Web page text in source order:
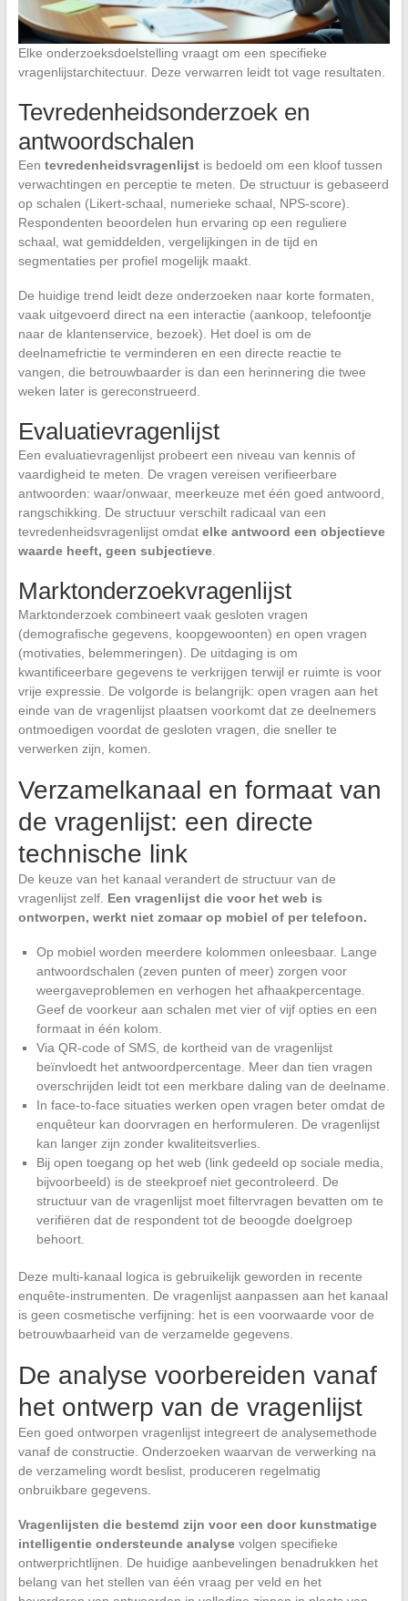
Elke onderzoeksdoelstelling vraagt om een specifieke
vragenlijstarchitectuur. Deze verwarren leidt tot vage resultaten.
Tevredenheidsonderzoek en
antwoordschalen
Een tevredenheidsvragenlijstis bedoeld om een kloof tussen
verwachtingen en perceptie te meten. De structuur is gebaseerd
op schalen (Likert-schaal, numerieke schaal, NPS-score).
Respondenten beoordelen hun ervaring op een reguliere
schaal, wat gemiddelden, vergelijkingen in de tijd en
segmentaties per profiel mogelijk maakt.
De huidige trend leidt deze onderzoeken naar korte formaten,
vaak uitgevoerd direct na een interactie (aankoop, telefoontje
naar de klantenservice, bezoek). Het doel is om de
deelnamefrictie te verminderen en een directe reactie te
vangen, die betrouwbaarder is dan een herinnering die twee
weken later is gereconstrueerd.
Evaluatievragenlijst
Een evaluatievragenlijst probeert een niveau van kennis of
vaardigheid te meten. De vragen vereisen verifieerbare
antwoorden: waar/onwaar, meerkeuze met één goed antwoord,
rangschikking. De structuur verschilt radicaal van een
tevredenheidsvragenlijst omdat elke antwoord een objectieve
waarde heeft, geen subjectieve.
Marktonderzoekvragenlijst
Marktonderzoek combineert vaak gesloten vragen
(demografische gegevens, koopgewoonten) en open vragen
(motivaties, belemmeringen). De uitdaging is om
kwantificeerbare gegevens te verkrijgen terwijl er ruimte is voor
vrije expressie. De volgorde is belangrijk: open vragen aan het
einde van de vragenlijst plaatsen voorkomt dat ze deelnemers
ontmoedigen voordat de gesloten vragen, die sneller te
verwerken zijn, komen.
Verzamelkanaal en formaat van
de vragenlijst: een directe
technische link
De keuze van het kanaal verandert de structuur van de
vragenlijst zelf. Een vragenlijst die voor het web is
ontworpen, werkt niet zomaar op mobiel of per telefoon.
Op mobiel worden meerdere kolommen onleesbaar. Lange
antwoordschalen (zeven punten of meer) zorgen voor
weergaveproblemen en verhogen het afhaakpercentage.
Geef de voorkeur aan schalen met vier of vijf opties en een
formaat in één kolom.
Via QR-code of SMS, de kortheid van de vragenlijst
beïnvloedt het antwoordpercentage. Meer dan tien vragen
overschrijden leidt tot een merkbare daling van de deelname.
In face-to-face situaties werken open vragen beter omdat de
enquêteur kan doorvragen en herformuleren. De vragenlijst
kan langer zijn zonder kwaliteitsverlies.
Bij open toegang op het web (link gedeeld op sociale media,
bijvoorbeeld) is de steekproef niet gecontroleerd. De
structuur van de vragenlijst moet filtervragen bevatten om te
verifiëren dat de respondent tot de beoogde doelgroep
behoort.
Deze multi-kanaal logica is gebruikelijk geworden in recente
enquête-instrumenten. De vragenlijst aanpassen aan het kanaal
is geen cosmetische verfijning: het is een voorwaarde voor de
betrouwbaarheid van de verzamelde gegevens.
De analyse voorbereiden vanaf
het ontwerp van de vragenlijst
Een goed ontworpen vragenlijst integreert de analysemethode
vanaf de constructie. Onderzoeken waarvan de verwerking na
de verzameling wordt beslist, produceren regelmatig
onbruikbare gegevens.
Vragenlijsten die bestemd zijn voor een door kunstmatige
intelligentie ondersteunde analysevolgen specifieke
ontwerprichtlijnen. De huidige aanbevelingen benadrukken het
belang van het stellen van één vraag per veld en het